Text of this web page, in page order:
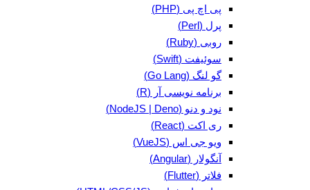
پی اچ پی (PHP)
پرل (Perl)
روبی (Ruby)
سوئیفت (Swift)
گو لنگ (Go Lang)
برنامه نویسی آر (R)
نود و دنو (NodeJS | Deno)
ری اکت (React)
ویو جی اس (VueJS)
آنگولار (Angular)
فلاتر (Flutter)